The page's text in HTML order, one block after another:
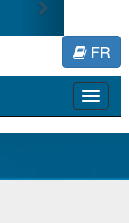
FR
Toggle